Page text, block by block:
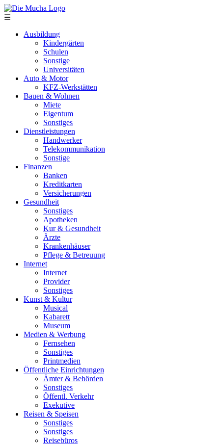
Direkt zum Inhalt
☰
Ausbildung
Kindergärten
Schulen
Sonstige
Universitäten
Auto & Motor
KFZ-Werkstätten
Bauen & Wohnen
Miete
Eigentum
Sonstiges
Dienstleistungen
Handwerker
Telekommunikation
Sonstige
Finanzen
Banken
Kreditkarten
Versicherungen
Gesundheit
Sonstiges
Apotheken
Kur & Gesundheit
Ärzte
Krankenhäuser
Pflege & Betreuung
Internet
Internet
Provider
Sonstiges
Kunst & Kultur
Musical
Kabarett
Museum
Medien & Werbung
Fernsehen
Sonstiges
Printmedien
Öffentliche Einrichtungen
Ämter & Behörden
Sonstiges
Öffentl. Verkehr
Exekutive
Reisen & Speisen
Sonstiges
Sonstiges
Reisebüros